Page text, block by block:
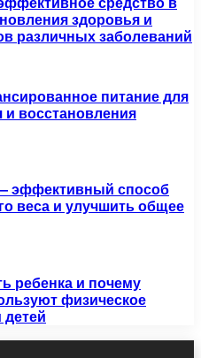
здоровья и
различных заболеваний
питание для
и восстановления
эффективный способ
веса и улучшить общее
ребенка и почему
физическое